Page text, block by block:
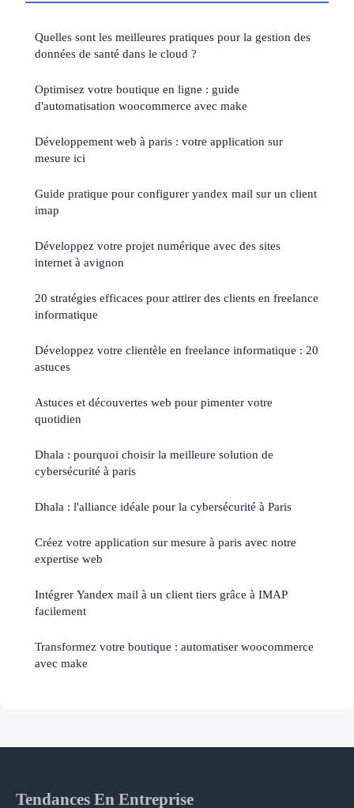
Quelles sont les meilleures pratiques pour la gestion des
données de santé dans le cloud ?
Optimisez votre boutique en ligne : guide
d'automatisation woocommerce avec make
Développement web à paris : votre application sur
mesure ici
Guide pratique pour configurer yandex mail sur un client
imap
Développez votre projet numérique avec des sites
internet à avignon
20 stratégies efficaces pour attirer des clients en freelance
informatique
Développez votre clientèle en freelance informatique : 20
astuces
Astuces et découvertes web pour pimenter votre
quotidien
Dhala : pourquoi choisir la meilleure solution de
cybersécurité à paris
Dhala : l'alliance idéale pour la cybersécurité à Paris
Créez votre application sur mesure à paris avec notre
expertise web
Intégrer Yandex mail à un client tiers grâce à IMAP
facilement
Transformez votre boutique : automatiser woocommerce
avec make
Tendances En Entreprise